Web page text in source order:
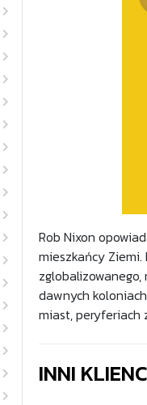
Rob Nixon
mieszkańcy
dawnych
miast, peryferiach
INNI